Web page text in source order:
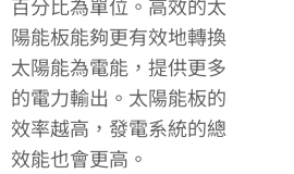
百分比為單位。高效的太
陽能板能夠更有效地轉換
太陽能為電能，提供更多
的電力輸出。太陽能板的
效率越高，發電系統的總
效能也會更高。